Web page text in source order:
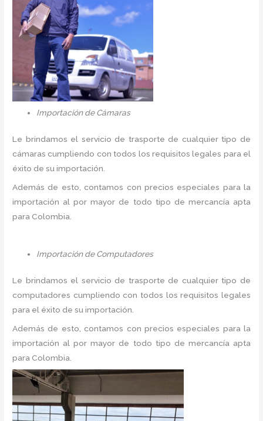
Importación de Cámaras
Le brindamos el servicio de trasporte de cualquier tipo de
cámaras cumpliendo con todos los requisitos legales para el
éxito de su importación.
Además de esto, contamos con precios especiales para la
importación al por mayor de todo tipo de mercancía apta
para Colombia.
Importación de Computadores
Le brindamos el servicio de trasporte de cualquier tipo de
computadores cumpliendo con todos los requisitos legales
para el éxito de su importación.
Además de esto, contamos con precios especiales para la
importación al por mayor de todo tipo de mercancía apta
para Colombia.